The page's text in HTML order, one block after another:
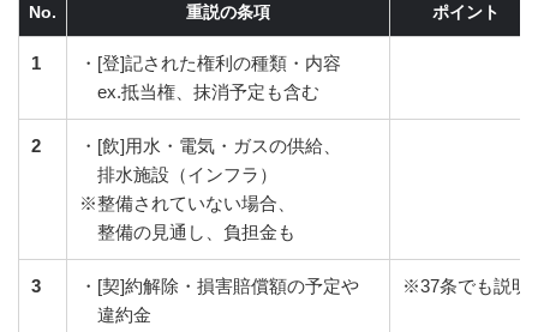
No. 重説の条項 ポイント
1
・[登]記された権利の種類・内容
ex.抵当権、抹消予定も含む
2
・[飲]用水・電気・ガスの供給、
排水施設（インフラ）
※整備されていない場合、
整備の見通し、負担金も
3
・[契]約解除・損害賠償額の予定や
違約金
※37条でも説明